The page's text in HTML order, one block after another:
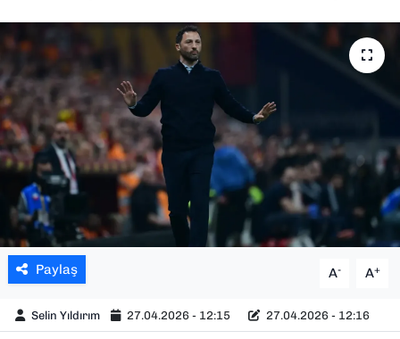
Paylaş A- A+
Selin Yıldırım 27.04.2026 - 12:15 27.04.2026 - 12:16
SAĞLIK
SPOR
TEKNOLOJİ
YAŞAM
YEREL YÖNETİMLER